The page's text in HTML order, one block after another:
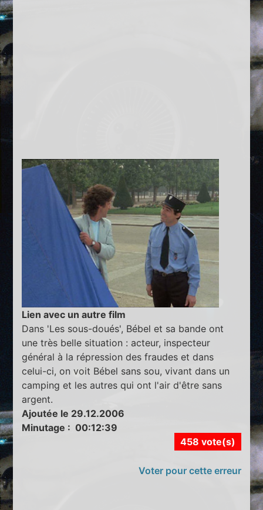
Lien avec un autre film
Dans 'Les sous-doués', Bébel et sa bande ont
une très belle situation : acteur, inspecteur
général à la répression des fraudes et dans
celui-ci, on voit Bébel sans sou, vivant dans un
camping et les autres qui ont l'air d'être sans
argent.
Ajoutée le 29.12.2006
Minutage : 00:12:39
458 vote(s)
Voter pour cette erreur